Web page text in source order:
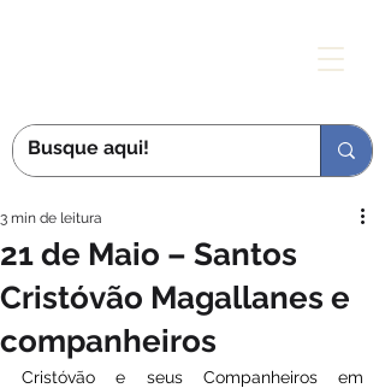
21 de Maio – Santos
Cristóvão Magallanes e
companheiros
3 min de leitura
Cristóvão e seus Companheiros em